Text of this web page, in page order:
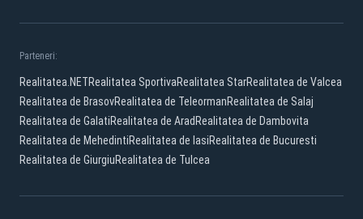
Parteneri:
Realitatea.NETRealitatea SportivaRealitatea StarRealitatea de Valcea
Realitatea de BrasovRealitatea de TeleormanRealitatea de Salaj
Realitatea de GalatiRealitatea de Arad Realitatea de Dambovita
Realitatea de MehedintiRealitatea de IasiRealitatea de Bucuresti
Realitatea de GiurgiuRealitatea de Tulcea